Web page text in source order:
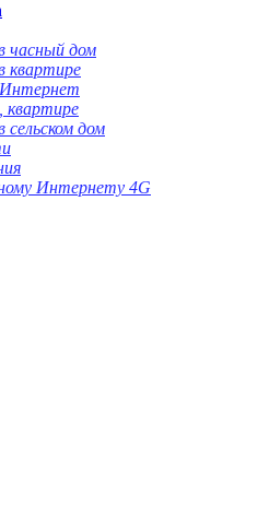
часный дом
квартире
Интернет
квартире
дом
Интернету 4G